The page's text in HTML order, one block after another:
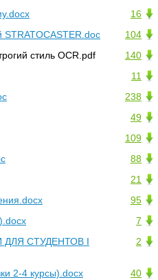
16
104
STRATOCASTER.doc
140
стиль OCR.pdf
11
238
49
109
88
21
95
7
2
СТУДЕНТОВ I
40
2-4 курсы).docx